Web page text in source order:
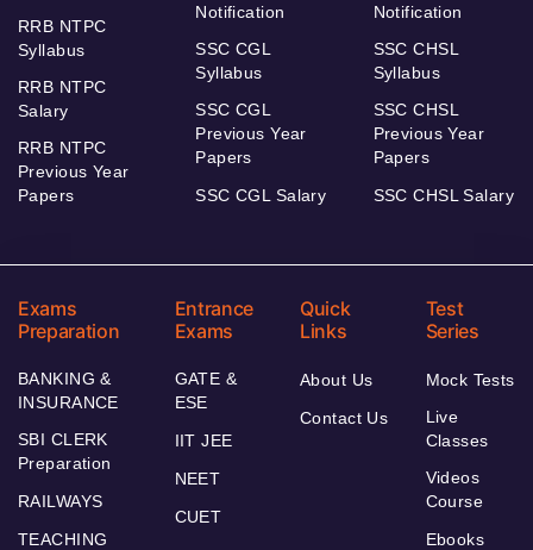
RRB NTPC
Syllabus
RRB NTPC
Salary
RRB NTPC
Previous Year
Papers
Notification
SSC CGL
Syllabus
SSC CGL
Previous Year
Papers
SSC CGL Salary
Notification
SSC CHSL
Syllabus
SSC CHSL
Previous Year
Papers
SSC CHSL Salary
Exams
Preparation
BANKING &
INSURANCE
SBI CLERK
Preparation
RAILWAYS
TEACHING
Entrance
Exams
GATE &
ESE
IIT JEE
NEET
CUET
Quick
Links
About Us
Contact Us
Test
Series
Mock Tests
Live
Classes
Videos
Course
Ebooks